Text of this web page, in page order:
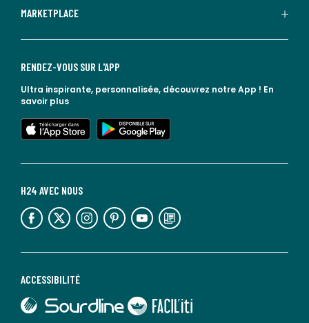
MARKETPLACE
ACCESSIBILITÉ
lien vers Sourdline
lien vers Faciliti
H24 AVEC NOUS
lien vers l'espace réseaux sociaux lien vers l'espace réseaux sociaux lien vers l'espace réseaux sociaux lien vers l'espace réseaux sociaux lien vers l'espace réseaux sociaux lien vers le blog la redoute
RENDEZ-VOUS SUR L'APP
Ultra inspirante, personnalisée, découvrez notre App ! En
savoir plus
lien vers l'app store
lien vers google play